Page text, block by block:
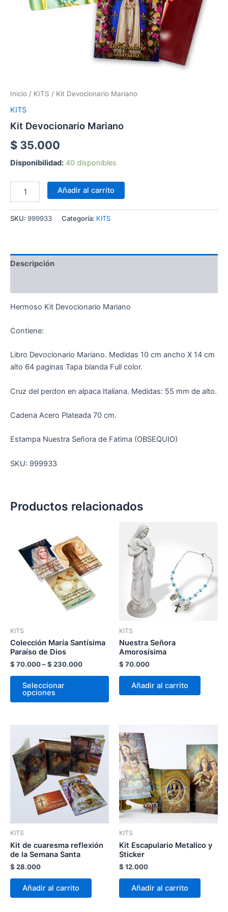
Inicio / KITS / Kit Devocionario Mariano
KITS
Kit Devocionario Mariano
$ 35.000
Disponibilidad: 40 disponibles
Añadir al carrito
SKU: 999933 Categoría: KITS
Descripción
Hermoso Kit Devocionario Mariano
Contiene:
Libro Devocionario Mariano. Medidas 10 cm ancho X 14 cm
alto 64 paginas Tapa blanda Full color.
Cruz del perdon en alpaca Italiana. Medidas: 55 mm de alto.
Cadena Acero Plateada 70 cm.
Estampa Nuestra Señora de Fatima (OBSEQUIO)
SKU: 999933
Productos relacionados
KITS
Colección María Santísima
Paraíso de Dios
$ 70.000–$ 230.000
$ 70.000
through
$ 230.000
Seleccionar
opciones
producto
múltiples
variantes.
opciones
elegir
página
producto
KITS
Nuestra Señora
Amorosísima
$ 70.000
Añadir al carrito
KITS
Kit de cuaresma reflexión
de la Semana Santa
$ 28.000
Añadir al carrito
KITS
Kit Escapulario Metalico y
Sticker
$ 12.000
Añadir al carrito